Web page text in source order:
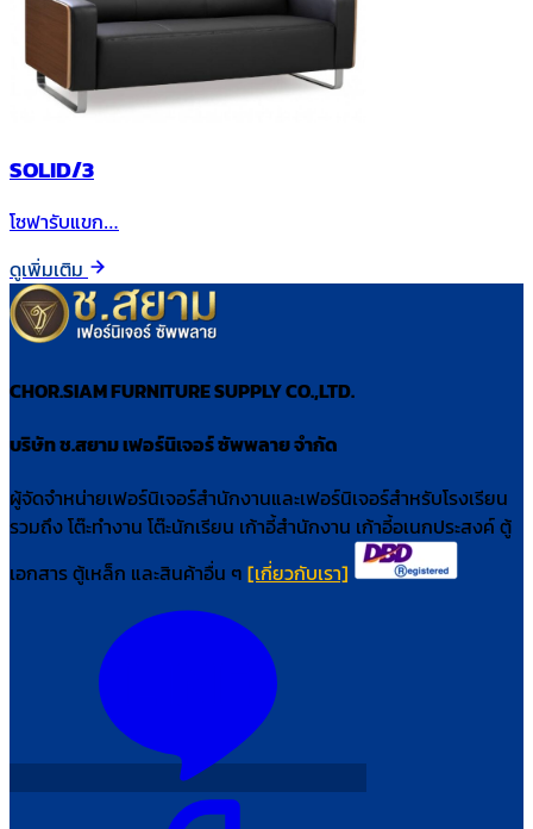
SOLID/3
โซฟารับแขก…
ดูเพิ่มเติม
CHOR.SIAM FURNITURE SUPPLY CO.,LTD.
บริษัท ช.สยาม เฟอร์นิเจอร์ ซัพพลาย จำกัด
ผู้จัดจำหน่ายเฟอร์นิเจอร์สำนักงานและเฟอร์นิเจอร์สำหรับโรงเรียน
รวมถึง โต๊ะทำงาน โต๊ะนักเรียน เก้าอี้สำนักงาน เก้าอี้อเนกประสงค์ ตู้
เอกสาร ตู้เหล็ก และสินค้าอื่น ๆ [เกี่ยวกับเรา]